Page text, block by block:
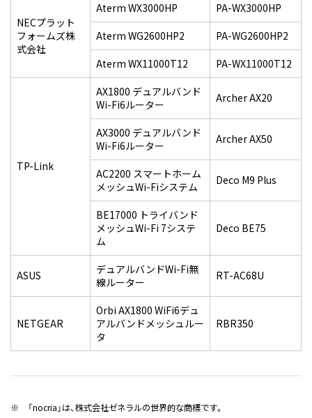
NECプラット
フォームズ株
式会社
Aterm WX3000HP
PA-WX3000HP
Aterm WG2600HP2
PA-WG2600HP2
Aterm WX11000T12
PA-WX11000T12
TP-Link
AX1800 デュアルバンド
Wi-Fi6ルーター
Archer AX20
AX3000 デュアルバンド
Wi-Fi6ルーター
Archer AX50
AC2200 スマートホーム
メッシュWi-Fiシステム
Deco M9 Plus
BE17000 トライバンド
メッシュWi-Fi 7システ
ム
Deco BE75
ASUS
デュアルバンドWi-Fi無
線ルーター
RT-AC68U
NETGEAR
Orbi AX1800 WiFi6デュ
アルバンドメッシュルー
タ
RBR350
※
「nocria」は、株式会社ゼネラルの世界的な商標です。